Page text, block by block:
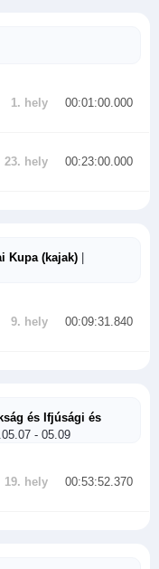
1. hely 00:01:00.000
23. hely 00:23:00.000
Kupa (kajak) |
9. hely 00:09:31.840
és Ifjúsági és
- 05.09
19. hely 00:53:52.370